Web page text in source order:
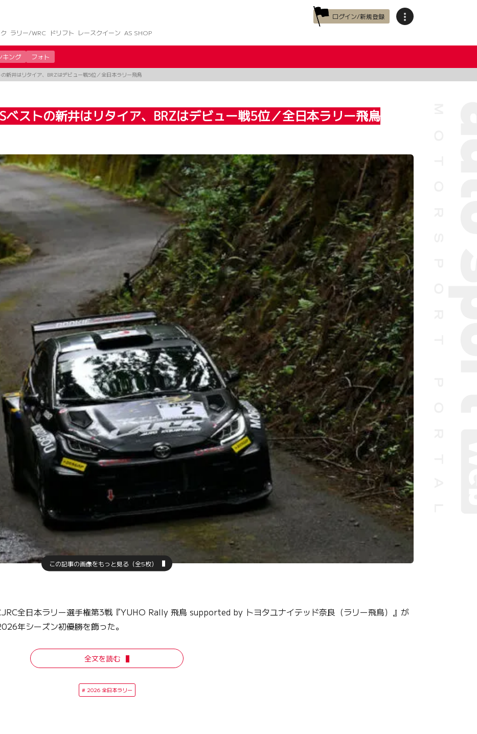
ログイン/新規登録
ラリー/WRC ドリフト レースクイーン AS SHOP
キング フォト
新井はリタイア、BRZはデビュー戦5位／全日本ラリー飛鳥
ストの新井はリタイア、BRZはデビュー戦5位／全日本ラリー飛鳥
この記事の画像をもっと見る（全5枚）
全日本ラリー選手権第3戦『YUHO Rally 飛鳥 supported by トヨタユナイテッド奈良（ラリー飛鳥）』が
年シーズン初優勝を飾った。
全文を読む
2026 全日本ラリー